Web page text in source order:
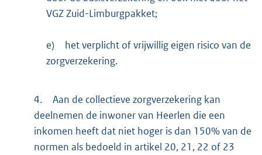
VGZ Zuid-Limburgpakket;
e)
het verplicht of vrijwillig eigen risico van de
zorgverzekering.
4.
Aan de collectieve zorgverzekering kan
deelnemen de inwoner van Heerlen die een
inkomen heeft dat niet hoger is dan 150% van de
normen als bedoeld in artikel 20, 21, 22 of 23